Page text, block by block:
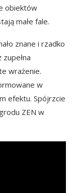
obiektów
małe fale.
znane i rzadko
wrażenie.
w
efektu. Spójrzcie
ZEN w